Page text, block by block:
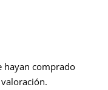
hayan comprado